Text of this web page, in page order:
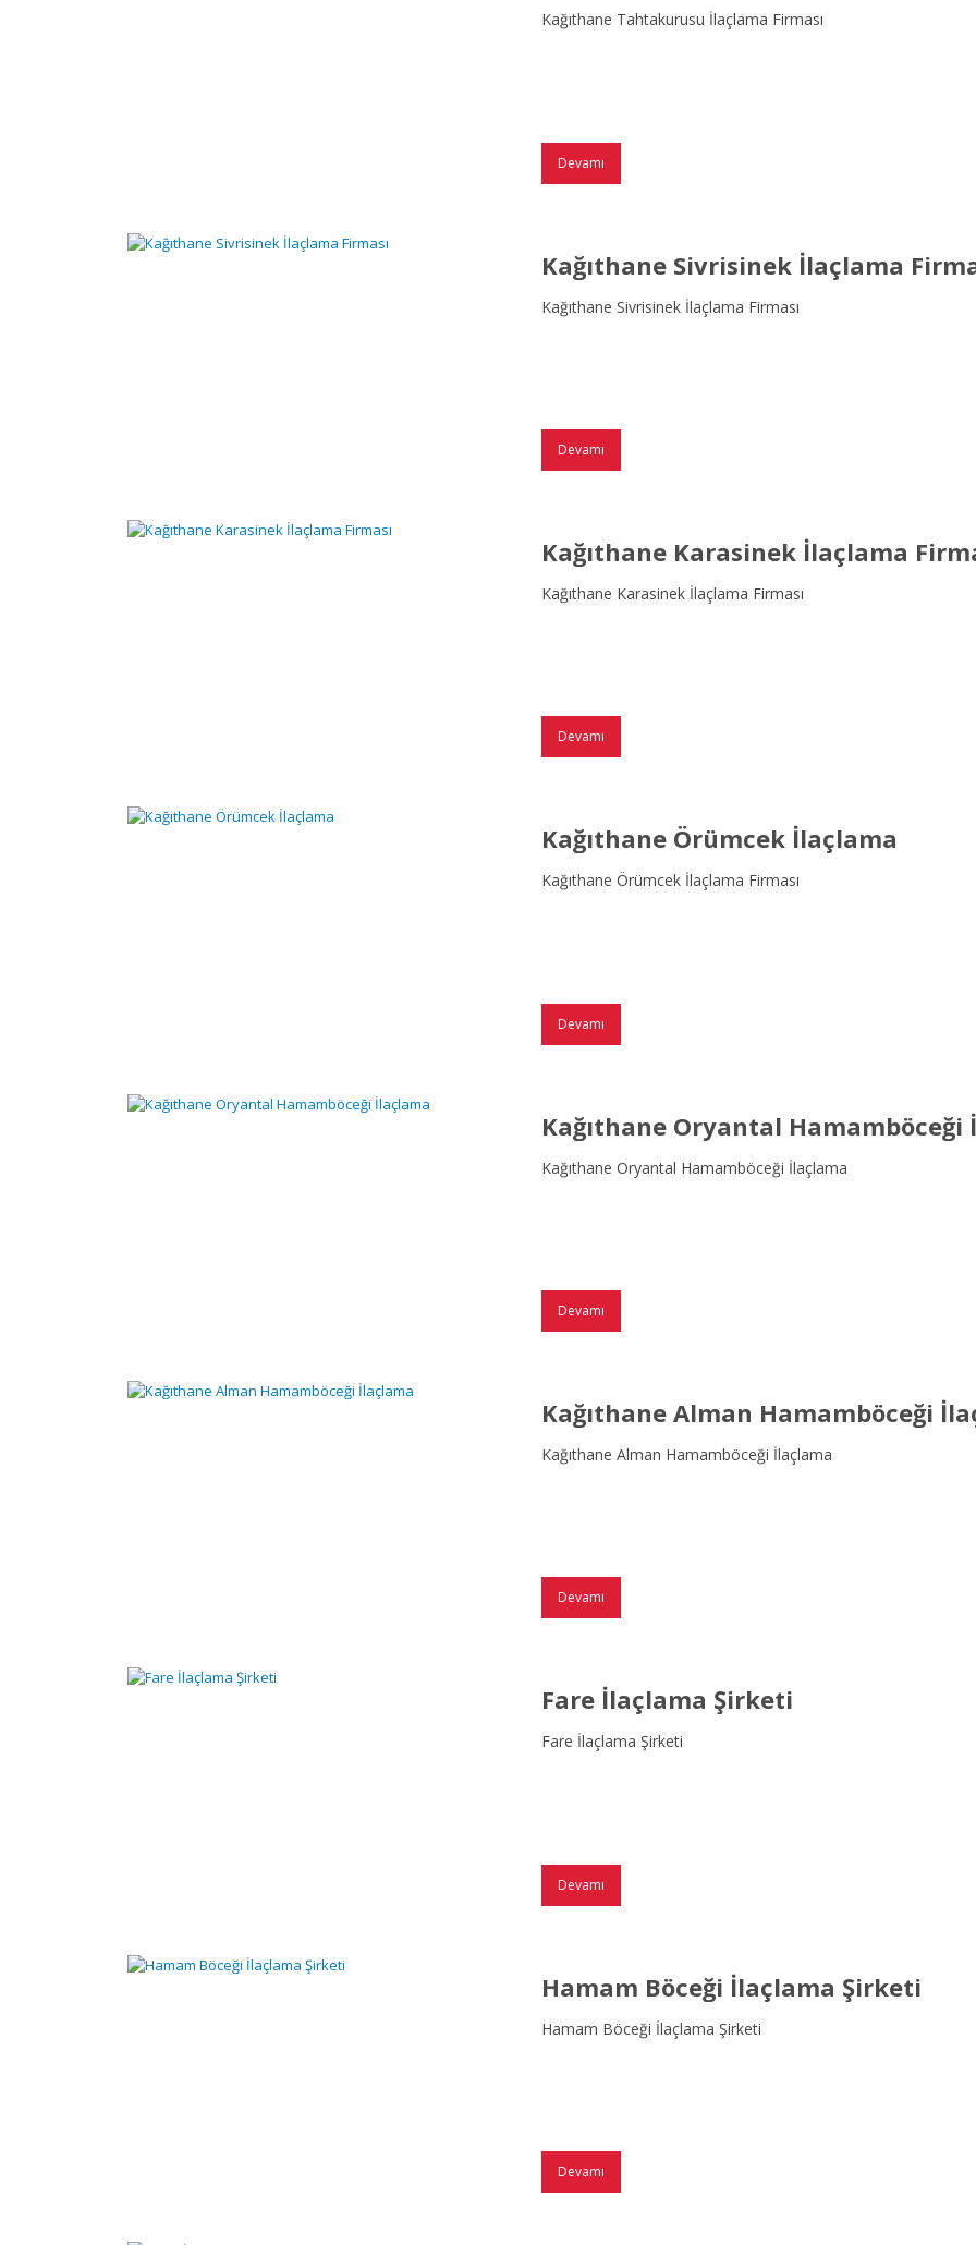
Kağıthane Tahtakurusu İlaçlama Firması
Devamı
Kağıthane Sivrisinek İlaçlama
Kağıthane Sivrisinek İlaçlama Firması
Devamı
Kağıthane Karasinek İlaçlama
Kağıthane Karasinek İlaçlama Firması
Devamı
Kağıthane Örümcek İlaçlama
Kağıthane Örümcek İlaçlama Firması
Devamı
Kağıthane Oryantal Hamamböceği
Kağıthane Oryantal Hamamböceği İlaçlama
Devamı
Kağıthane Alman Hamamböceği
Kağıthane Alman Hamamböceği İlaçlama
Devamı
Fare İlaçlama Şirketi
Fare İlaçlama Şirketi
Devamı
Hamam Böceği İlaçlama Şirketi
Hamam Böceği İlaçlama Şirketi
Devamı